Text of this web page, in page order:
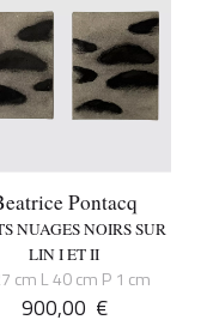
Pontacq
NUAGES NOIRS SUR
LIN I ET II
cm L 40 cm P 1 cm
900,00 €